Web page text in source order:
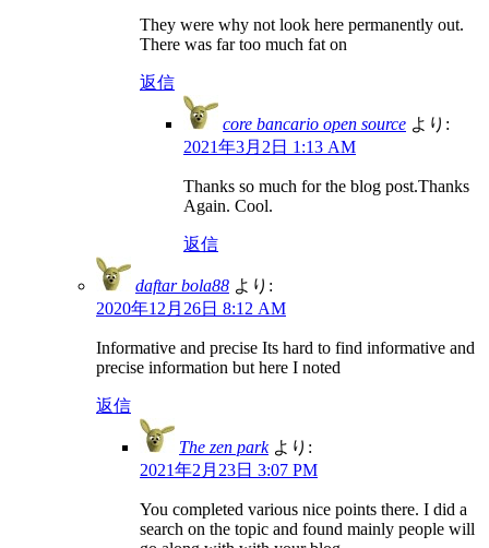
They were why not look here permanently out.
There was far too much fat on
返信
core bancario open source より:
2021年3月2日 1:13 AM
Thanks so much for the blog post.Thanks
Again. Cool.
返信
daftar bola88 より:
2020年12月26日 8:12 AM
Informative and precise Its hard to find informative and
precise information but here I noted
返信
The zen park より:
2021年2月23日 3:07 PM
You completed various nice points there. I did a
search on the topic and found mainly people will